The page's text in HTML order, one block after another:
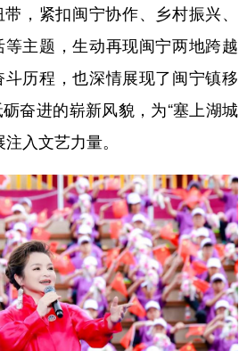
紧扣闽宁协作、乡村振兴、
主题，生动再现闽宁两地跨越
历程，也深情展现了闽宁镇移
奋进的崭新风貌，为“塞上湖城
入文艺力量。